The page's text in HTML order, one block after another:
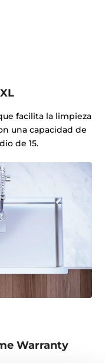
facilita la limpieza
una capacidad de
de 15.
Warranty